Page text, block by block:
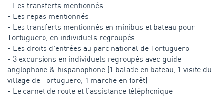
- Les transferts mentionnés
- Les repas mentionnés
- Les transferts mentionnés en minibus et bateau pour
Tortuguero, en individuels regroupés
- Les droits d'entrées au parc national de Tortuguero
- 3 excursions en individuels regroupés avec guide
anglophone & hispanophone (1 balade en bateau, 1 visite du
village de Tortuguero, 1 marche en forêt)
- Le carnet de route et l’assistance téléphonique